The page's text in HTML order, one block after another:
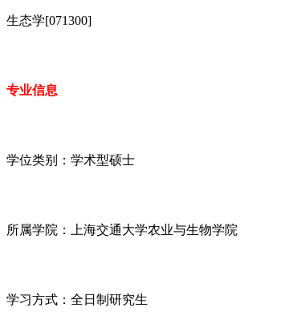
生态学[071300]
专业信息
学位类别：学术型硕士
所属学院：上海交通大学农业与生物学院
学习方式：全日制研究生